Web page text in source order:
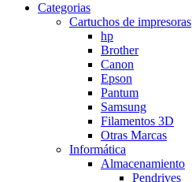
Categorias
Cartuchos de impresoras
hp
Brother
Canon
Epson
Pantum
Samsung
Filamentos 3D
Otras Marcas
Informática
Almacenamiento
Pendrives